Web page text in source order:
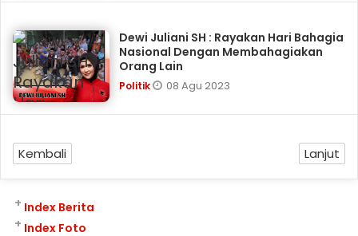
Dewi Juliani SH : Rayakan Hari Bahagia
Nasional Dengan Membahagiakan
Orang Lain
Politik 08 Agu 2023
Kembali Lanjut
Index Berita
+
Index Foto
+